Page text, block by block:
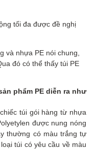
tối đa được đề nghị
và nhựa PE nói chung,
đó có thể thấy túi PE
phẩm PE diễn ra như
túi gói hàng từ nhựa
được nung nóng
thường có màu trắng tự
túi có yêu cầu về màu